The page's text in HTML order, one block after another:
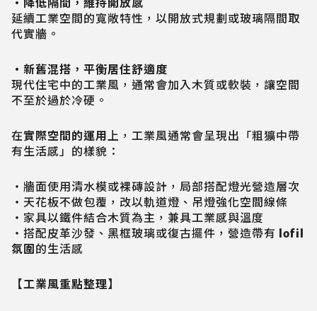
延續工業空間的寬敞特性，以開放式規劃或玻璃隔間取
代實牆。
・新舊混搭，平衡居住舒適度
現代住宅中的工業風，通常會加入木質或軟裝，讓空間
不至於過於冷硬。
在實際空間的運用上，工業風通常會呈現出「粗獷中帶
有生活感」的樣貌：
・牆面使用清水模或裸磚設計，局部搭配燈光營造層次
・天花板不做包覆，改以軌道燈、吊燈強化空間線條
・家具以鐵件結合木質為主，兼具工業感與溫度
・搭配皮革沙發、黑框玻璃或復古擺件，營造帶有 lofil
氛圍的生活感
【工業風重點整理】